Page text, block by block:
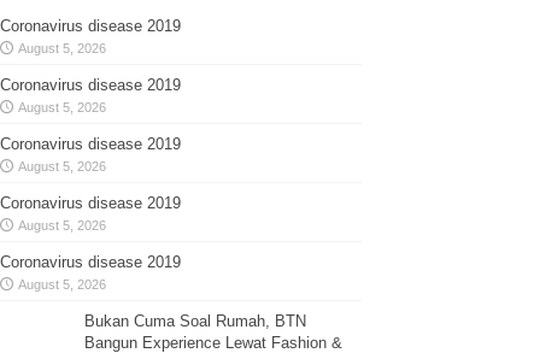
Coronavirus disease 2019
August 5, 2026
Coronavirus disease 2019
August 5, 2026
Coronavirus disease 2019
August 5, 2026
Coronavirus disease 2019
August 5, 2026
Coronavirus disease 2019
August 5, 2026
Bukan Cuma Soal Rumah, BTN
Bangun Experience Lewat Fashion &